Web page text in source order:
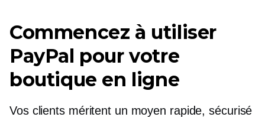
Commencez à utiliser
PayPal pour votre
boutique en ligne
Vos clients méritent un moyen rapide, sécurisé